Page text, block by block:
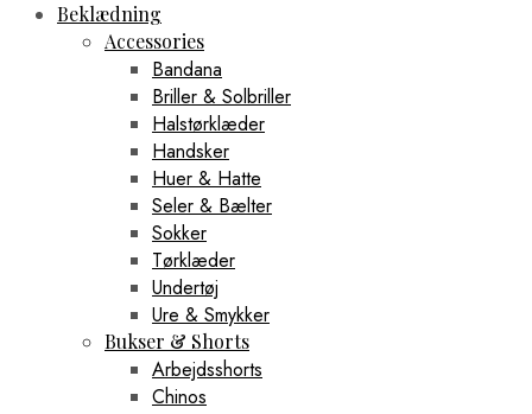
Beklædning
Accessories
Bandana
Briller & Solbriller
Halstørklæder
Handsker
Huer & Hatte
Seler & Bælter
Sokker
Tørklæder
Undertøj
Ure & Smykker
Bukser & Shorts
Arbejdsshorts
Chinos